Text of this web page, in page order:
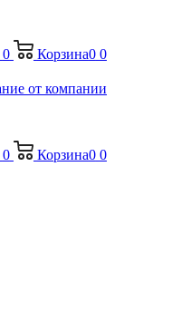
0 Корзина0 0
0 Корзина0 0